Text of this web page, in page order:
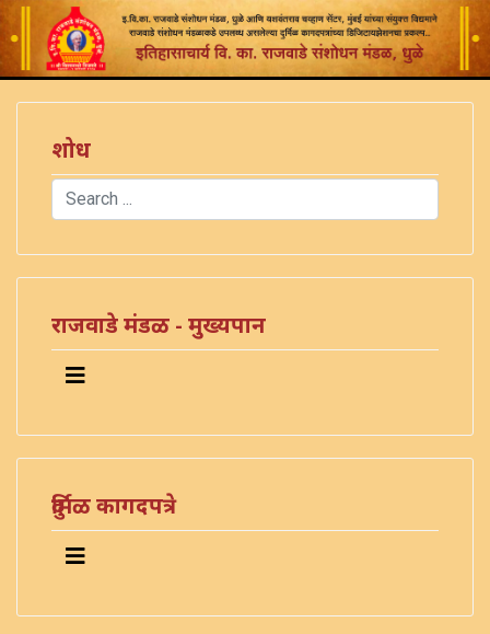
शोध
Search
राजवाडे मंडळ - मुख्यपान
दुर्मिळ कागदपत्रे